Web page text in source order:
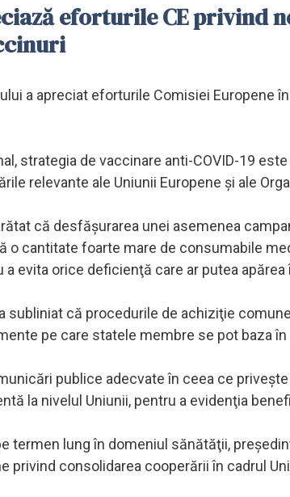
eforturile CE privind
a apreciat eforturile Comisiei Europene
strategia de vaccinare anti-COVID-19
relevante ale Uniunii Europene şi ale
că desfăşurarea unei asemenea
o cantitate foarte mare de consumabile
evita orice deficienţă care ar putea apărea
subliniat că procedurile de achiziţie
pe care statele membre se pot baza în
publice adecvate în ceea ce
la nivelul Uniunii, pentru a evidenţia
termen lung în domeniul sănătăţii,
privind consolidarea cooperării în cadrul